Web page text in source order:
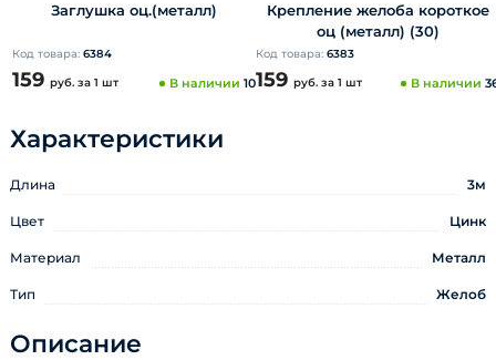
Заглушка оц.(металл)
Код товара: 6384
159 руб. за 1 шт В наличии 10
Крепление желоба короткое
оц (металл) (30)
Код товара: 6383
159 руб. за 1 шт В наличии
Характеристики
Длина 3м
Цвет Цинк
Материал Металл
Тип Желоб
Описание